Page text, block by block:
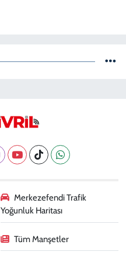
Merkezefendi Trafik
Yoğunluk Haritası
Tüm Manşetler